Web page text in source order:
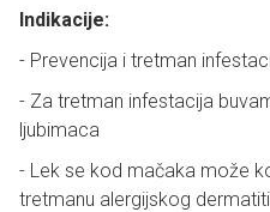
Indikacije:
- Prevencija i tretman
- Za tretman infestacija
ljubimaca
- Lek se kod mačaka može
tretmanu alergijskog